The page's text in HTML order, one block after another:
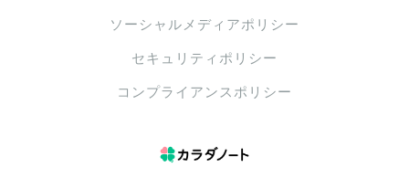
ソーシャルメディアポリシー
セキュリティポリシー
コンプライアンスポリシー